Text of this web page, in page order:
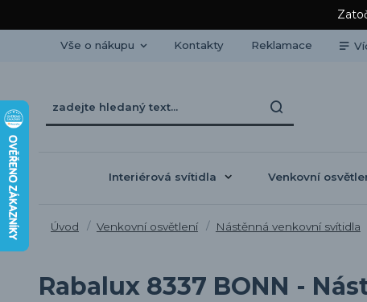
Vše o nákupu Kontakty Reklamace
Interiérová svítidla Venkovní
Úvod Venkovní osvětlení Nástěnná venkovní svítidla
Rabalux 8337 BONN -